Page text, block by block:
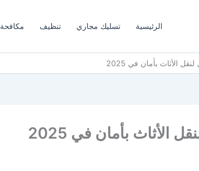
الرئيسية تسليك مجاري تنظيف
الأثاث بأمان في 2025
الأثاث بأمان في 2025